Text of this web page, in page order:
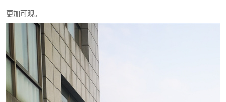
更加可观。